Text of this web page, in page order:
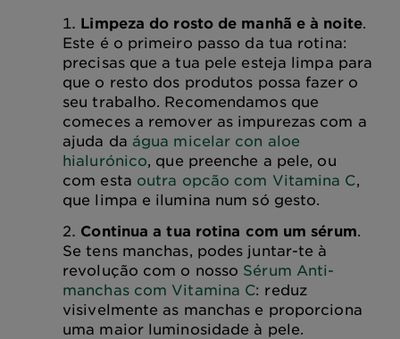
Limpeza do rosto de manhã e à noite.
Este é o primeiro passo da tua rotina:
precisas que a tua pele esteja limpa para
que o resto dos produtos possa fazer o
seu trabalho. Recomendamos que
comeces a remover as impurezas com a
ajuda da água micelar con aloe
hialurónico , que preenche a pele, ou
com esta outra opcão com Vitamina C
que limpa e ilumina num só gesto.
Continua a tua rotina com um sérum.
Se tens manchas, podes juntar-te à
revolução com o nosso Sérum Anti-
manchas com Vitamina C: reduz
visivelmente as manchas e proporciona
uma maior luminosidade à pele.